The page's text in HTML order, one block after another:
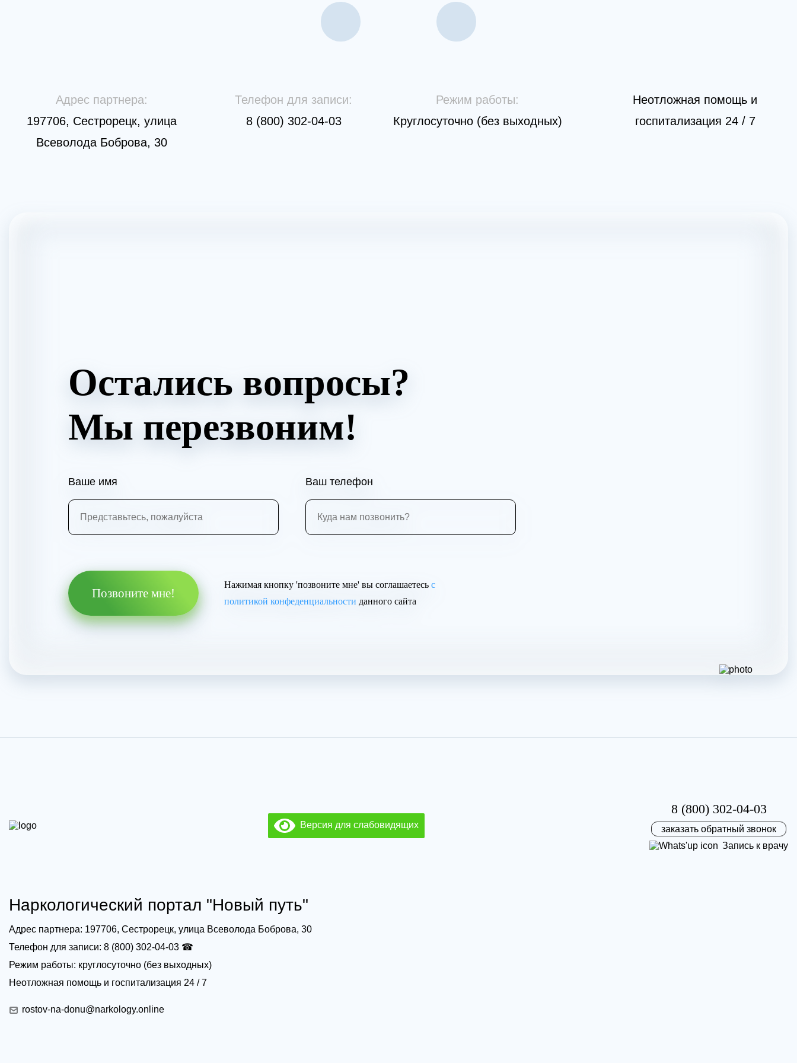
Адрес партнера:
197706, Сестрорецк, улица
Всеволода Боброва, 30
Телефон для записи:
8 (800) 302-04-03
Режим работы:
Круглосуточно (без выходных)
Неотложная помощь и
госпитализация 24 / 7
Остались вопросы?
Мы перезвоним!
Ваше имя Ваш телефон
Позвоните мне!
Нажимая кнопку 'позвоните мне' вы соглашаетесь с
политикой конфеденциальности данного сайта
Версия для слабовидящих
8 (800) 302-04-03
заказать обратный звонок
Запись к врачу
Наркологический портал "Новый путь"
Адрес партнера: 197706, Сестрорецк, улица Всеволода Боброва, 30
Телефон для записи: 8 (800) 302-04-03 ☎
Режим работы: круглосуточно (без выходных)
Неотложная помощь и госпитализация 24 / 7
rostov-na-donu@narkology.online